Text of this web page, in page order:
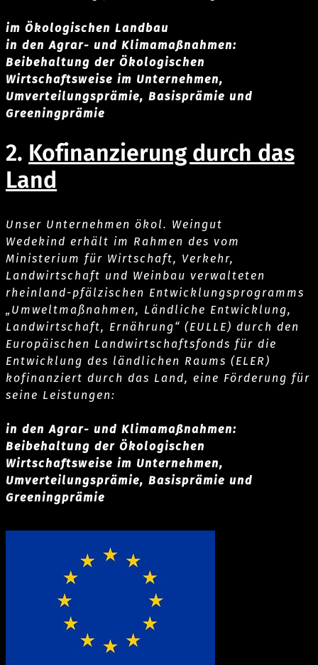
im Ökologischen Landbau
in den Agrar- und Klimamaßnahmen:
Beibehaltung der Ökologischen
Wirtschaftsweise im Unternehmen,
Umverteilungsprämie, Basisprämie und
Greeningprämie
2. Kofinanzierung durch das
Land
Unser Unternehmen ökol. Weingut
Wedekind erhält im Rahmen des vom
Ministerium für Wirtschaft, Verkehr,
Landwirtschaft und Weinbau verwalteten
rheinland-pfälzischen Entwicklungsprogramms
„Umweltmaßnahmen, Ländliche Entwicklung,
Landwirtschaft, Ernährung“ (EULLE) durch den
Europäischen Landwirtschaftsfonds für die
Entwicklung des ländlichen Raums (ELER)
kofinanziert durch das Land, eine Förderung für
seine Leistungen:
in den Agrar- und Klimamaßnahmen:
Beibehaltung der Ökologischen
Wirtschaftsweise im Unternehmen,
Umverteilungsprämie, Basisprämie und
Greeningprämie